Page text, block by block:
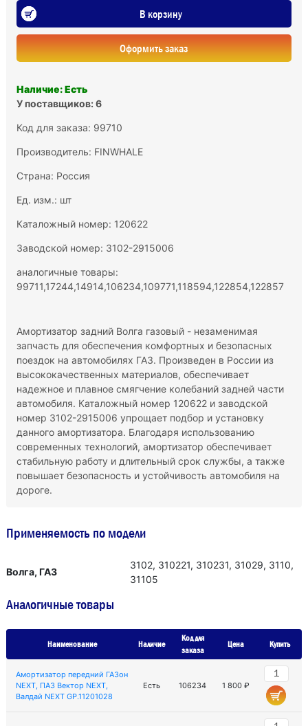
В корзину
Оформить заказ
Наличие: Есть
У поставщиков: 6
Код для заказа: 99710
Производитель: FINWHALE
Страна: Россия
Ед. изм.: шт
Каталожный номер: 120622
Заводской номер: 3102-2915006
аналогичные товары:
99711,17244,14914,106234,109771,118594,122854,122857
Амортизатор задний Волга газовый - незаменимая
запчасть для обеспечения комфортных и безопасных
поездок на автомобилях ГАЗ. Произведен в России из
высококачественных материалов, обеспечивает
надежное и плавное смягчение колебаний задней части
автомобиля. Каталожный номер 120622 и заводской
номер 3102-2915006 упрощает подбор и установку
данного амортизатора. Благодаря использованию
современных технологий, амортизатор обеспечивает
стабильную работу и длительный срок службы, а также
повышает безопасность и устойчивость автомобиля на
дороге.
Применяемость по модели
Волга, ГАЗ
3102, 310221, 310231, 31029, 3110,
31105
Аналогичные товары
Наименование Наличие
Код для
заказа
Цена Купить
Амортизатор передний ГАЗон
NEXT, ПАЗ Вектор NEXT,
Валдай NEXT GP.11201028
Есть 106234 1 800 ₽